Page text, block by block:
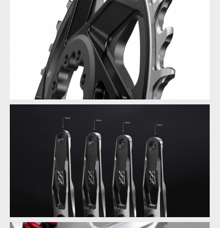
Novinka: Sram XX DH Transmission - Eagle pro sjezdaře
Novinka: Sram XX DH Transmission - Eagle pro sjezdaře
Novinka: Sram XX DH Transmission - Eagle pro sjezdaře
Novinka: Sram XX DH Transmission - Eagle pro sjezdaře
Novinka: Sram XX DH Transmission - Eagle pro sjezdaře
Novinka: Sram XX DH Transmission - Eagle pro sjezdaře